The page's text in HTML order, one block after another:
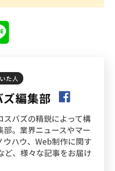
n
e
た人
編集部
スバズの精鋭によって構
部。業界ニュースやマー
ウハウ、Web制作に関す
ど、様々な記事をお届け